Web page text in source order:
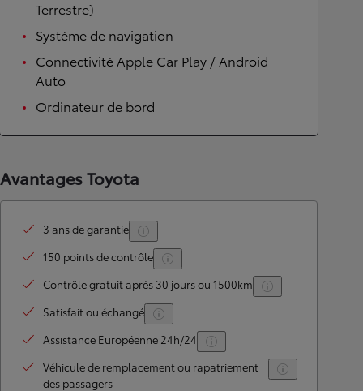
Terrestre)
Système de navigation
Connectivité Apple Car Play / Android
Auto
Ordinateur de bord
Avantages Toyota
3 ans de garantie
150 points de contrôle
Contrôle gratuit après 30 jours ou 1500km
Satisfait ou échangé
Assistance Européenne 24h/24
Véhicule de remplacement ou rapatriement
des passagers